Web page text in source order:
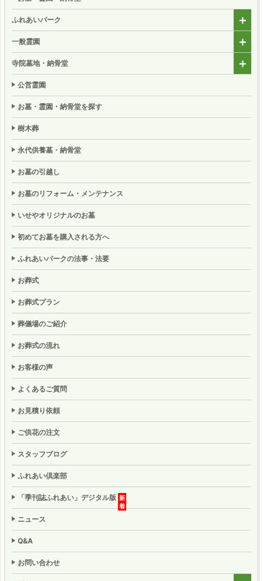
ふれあいパーク
一般霊園
寺院墓地・納骨堂
公営霊園
お墓・霊園・納骨堂を探す
樹木葬
永代供養墓・納骨堂
お墓の引越し
お墓のリフォーム・メンテナンス
いせやオリジナルのお墓
初めてお墓を購入される方へ
ふれあいパークの法事・法要
お葬式
お葬式プラン
葬儀場のご紹介
お葬式の流れ
お客様の声
よくあるご質問
お見積り依頼
ご供花の注文
スタッフブログ
ふれあい倶楽部
「季刊誌ふれあい」 デジタル版
ニュース
Q&A
お問い合わせ